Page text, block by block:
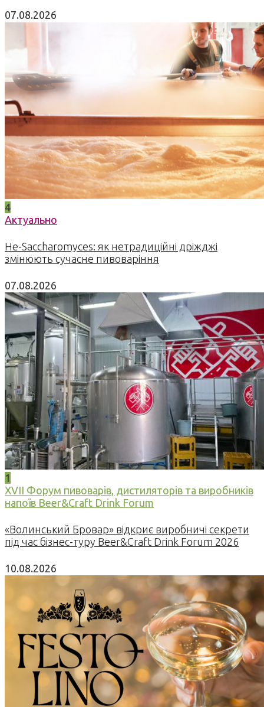
07.08.2026
4
Актуально
Не-Saccharomyces: як нетрадиційні дріжджі
змінюють сучасне пивоваріння
07.08.2026
1
XVII Форум пивоварів, дистиляторів та виробників
напоїв Beer&Craft Drink Forum
«Волинський Бровар» відкриє виробничі секрети
під час бізнес-туру Beer&Craft Drink Forum 2026
10.08.2026